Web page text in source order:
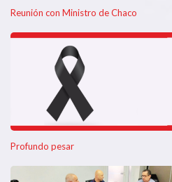
Reunión con Ministro de Chaco
Profundo pesar